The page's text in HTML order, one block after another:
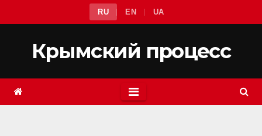
к
содержимому
RU EN UA
Крымский процесс